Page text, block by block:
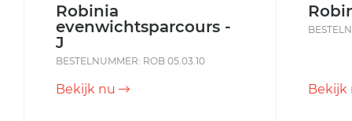
Robinia
evenwichtsparcours -
J
BESTELNUMMER: ROB 05.03.10
Bekijk nu